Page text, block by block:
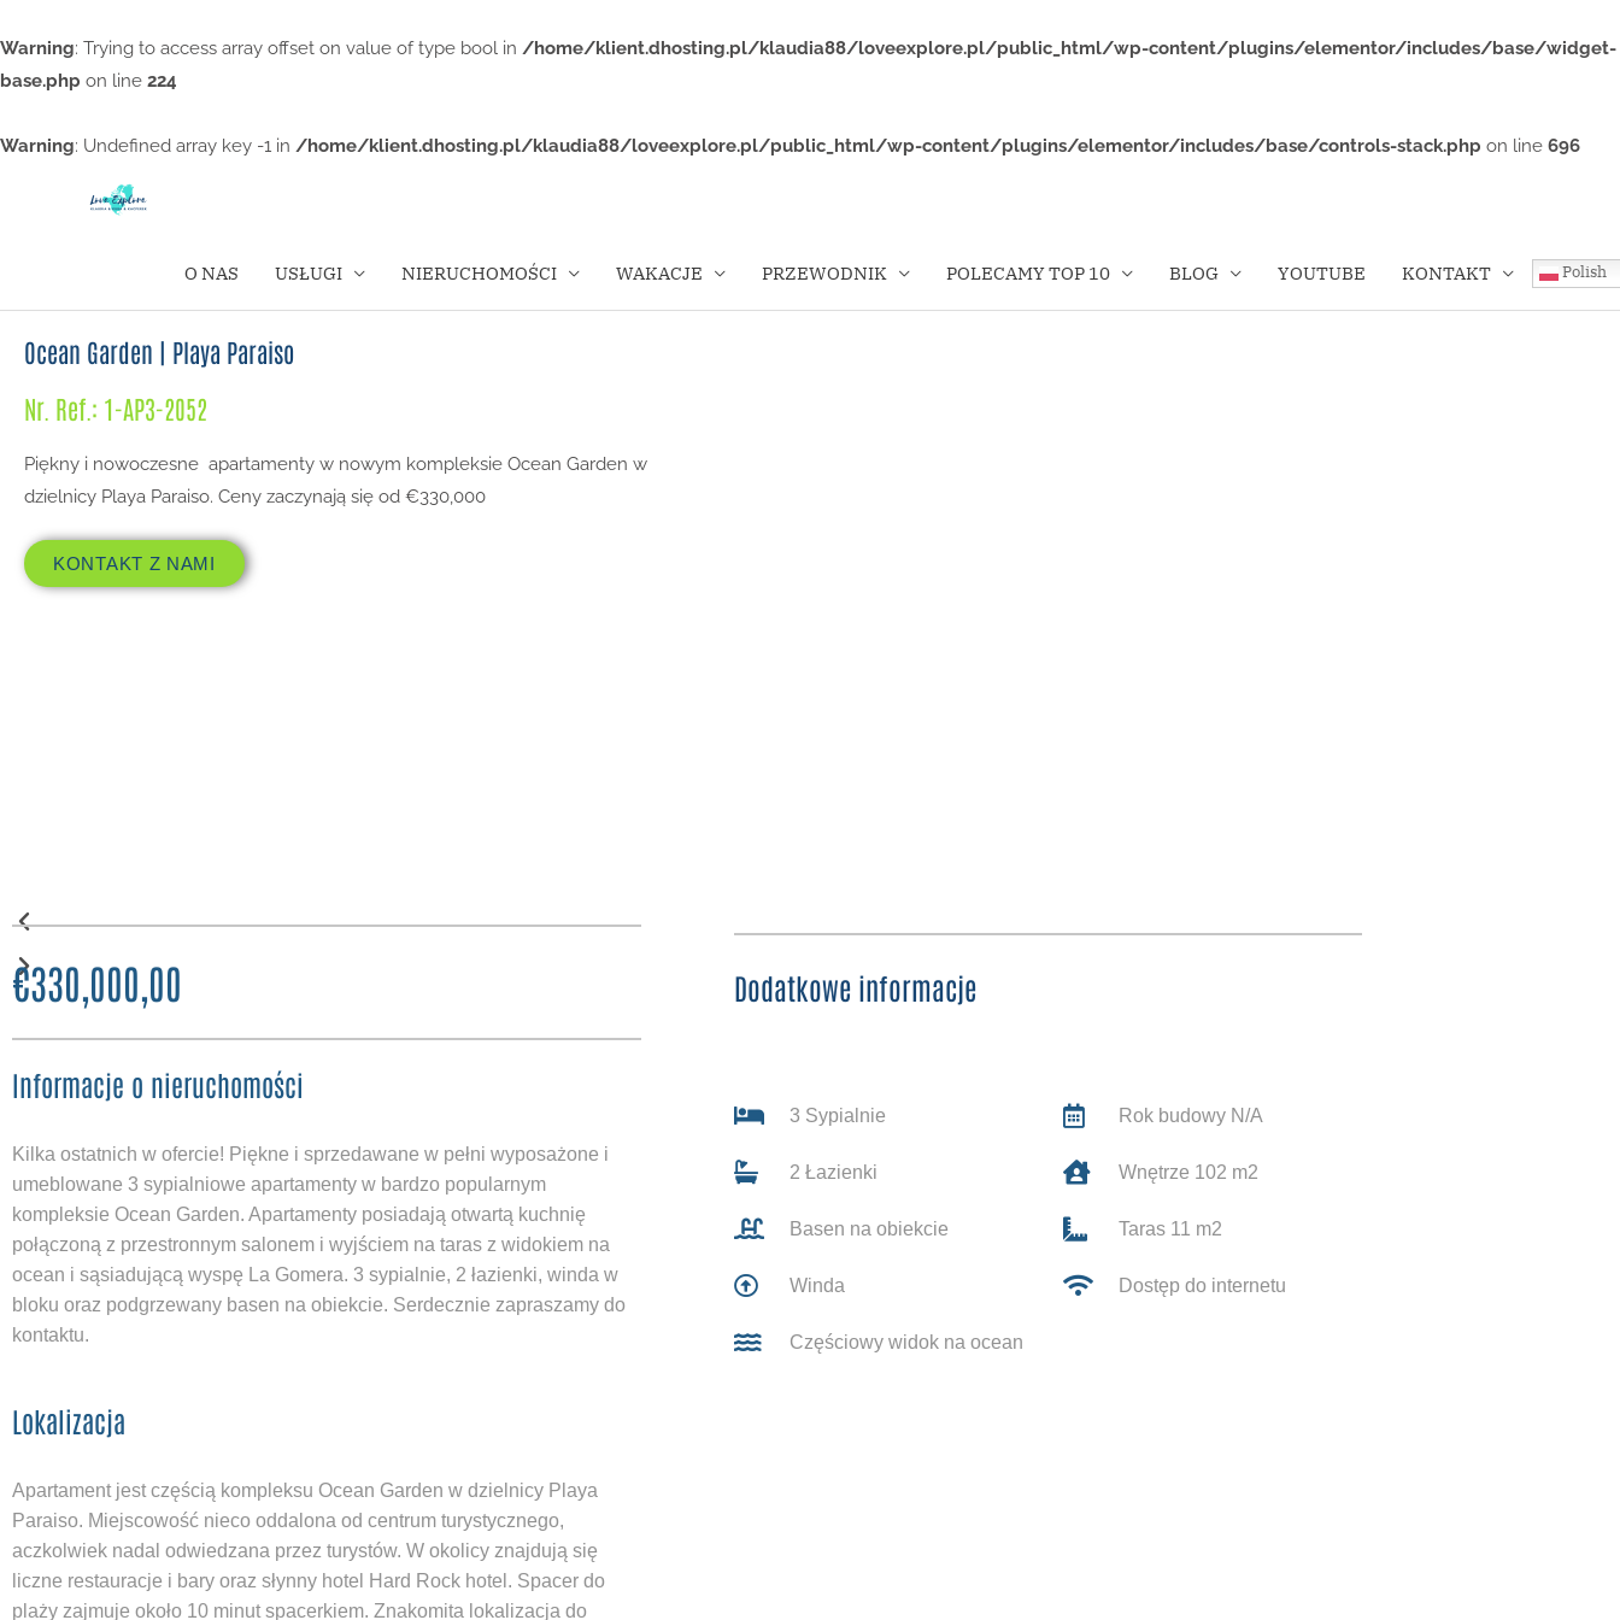
Warning: Trying to access array offset on value of type bool in /home/klient.dhosting.pl/klaudia88/loveexplore.pl/public_html/wp-content/plugins/elementor/includes/base/widget-
base.php on line 224
Warning: Undefined array key -1 in /home/klient.dhosting.pl/klaudia88/loveexplore.pl/public_html/wp-content/plugins/elementor/includes/base/controls-stack.php on line 696
O NAS USŁUGI NIERUCHOMOŚCI WAKACJE PRZEWODNIK POLECAMY TOP 10 BLOG YOUTUBE KONTAKT Polish
Ocean Garden | Playa Paraiso
Nr. Ref.: 1-AP3-2052
Piękny i nowoczesne apartamenty w nowym kompleksie Ocean Garden w
dzielnicy Playa Paraiso. Ceny zaczynają się od €330,000
KONTAKT Z NAMI
€330,000,00
Informacje o nieruchomości
Kilka ostatnich w ofercie! Piękne i sprzedawane w pełni wyposażone i
umeblowane 3 sypialniowe apartamenty w bardzo popularnym
kompleksie Ocean Garden. Apartamenty posiadają otwartą kuchnię
połączoną z przestronnym salonem i wyjściem na taras z widokiem na
ocean i sąsiadującą wyspę La Gomera. 3 sypialnie, 2 łazienki, winda w
bloku oraz podgrzewany basen na obiekcie. Serdecznie zapraszamy do
kontaktu.
Lokalizacja
Apartament jest częścią kompleksu Ocean Garden w dzielnicy Playa
Paraiso. Miejscowość nieco oddalona od centrum turystycznego,
aczkolwiek nadal odwiedzana przez turystów. W okolicy znajdują się
liczne restauracje i bary oraz słynny hotel Hard Rock hotel. Spacer do
plaży zajmuje około 10 minut spacerkiem. Znakomita lokalizacja do
Dodatkowe informacje
3 Sypialnie
2 Łazienki
Basen na obiekcie
Winda
Częściowy widok na ocean
Rok budowy N/A
Wnętrze 102 m2
Taras 11 m2
Dostęp do internetu